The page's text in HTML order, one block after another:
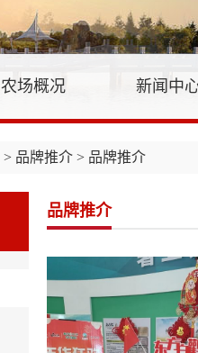
农场概况 新闻中
> 品牌推介 > 品牌推介
品牌推介